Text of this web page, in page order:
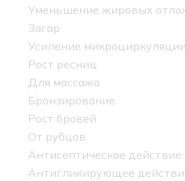
Уменьшение жировых
Загар
Усиление микроциркуляции
Рост ресниц
Для массажа
Бронзирование
Рост бровей
От рубцов
Антисептическое действие
Антигликирующее